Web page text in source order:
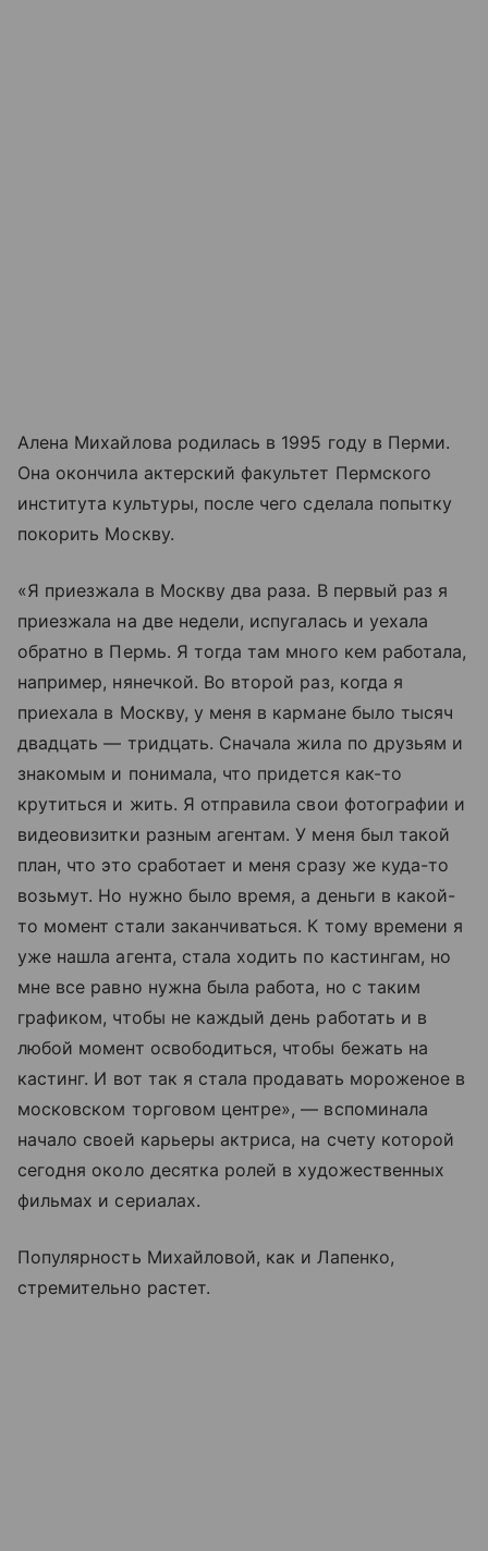
Алена Михайлова родилась в 1995 году в Перми.
Она окончила актерский факультет Пермского
института культуры, после чего сделала попытку
покорить Москву.
«Я приезжала в Москву два раза. В первый раз я
приезжала на две недели, испугалась и уехала
обратно в Пермь. Я тогда там много кем работала,
например, нянечкой. Во второй раз, когда я
приехала в Москву, у меня в кармане было тысяч
двадцать — тридцать. Сначала жила по друзьям и
знакомым и понимала, что придется как-то
крутиться и жить. Я отправила свои фотографии и
видеовизитки разным агентам. У меня был такой
план, что это сработает и меня сразу же куда-то
возьмут. Но нужно было время, а деньги в какой-
то момент стали заканчиваться. К тому времени я
уже нашла агента, стала ходить по кастингам, но
мне все равно нужна была работа, но с таким
графиком, чтобы не каждый день работать и в
любой момент освободиться, чтобы бежать на
кастинг. И вот так я стала продавать мороженое в
московском торговом центре», — вспоминала
начало своей карьеры актриса, на счету которой
сегодня около десятка ролей в художественных
фильмах и сериалах.
Популярность Михайловой, как и Лапенко,
стремительно растет.